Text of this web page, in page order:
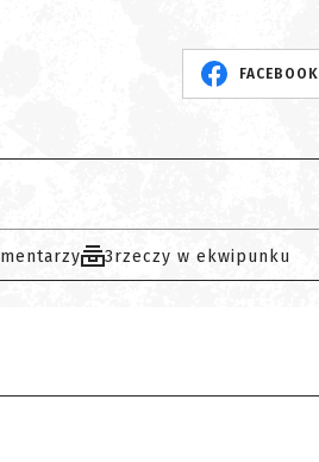
FACEBOOK
3rzeczy w ekwipunku